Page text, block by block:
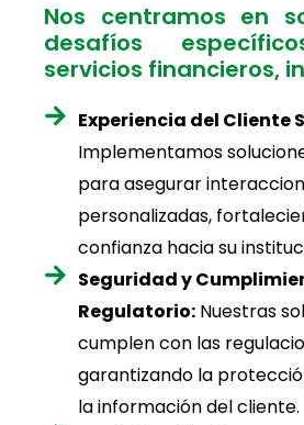
Nos centramos en
desafíos
servicios financieros,
Experiencia del Cliente
Implementamos
para asegurar
personalizadas,
confianza hacia su
Seguridad y
Regulatorio: Nuestras
cumplen con las
garantizando la
la información del cliente.